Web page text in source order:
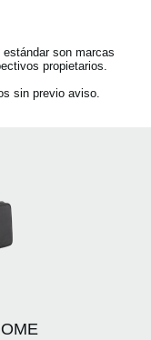
son marcas
propietarios.
sin previo aviso.